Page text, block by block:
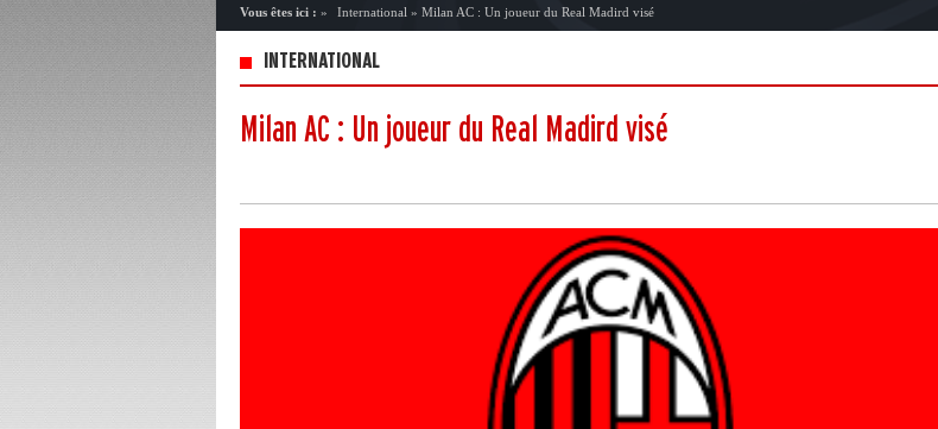
Vous êtes ici : » International » Milan AC : Un joueur du Real Madird visé
INTERNATIONAL
Milan AC : Un joueur du Real Madird visé